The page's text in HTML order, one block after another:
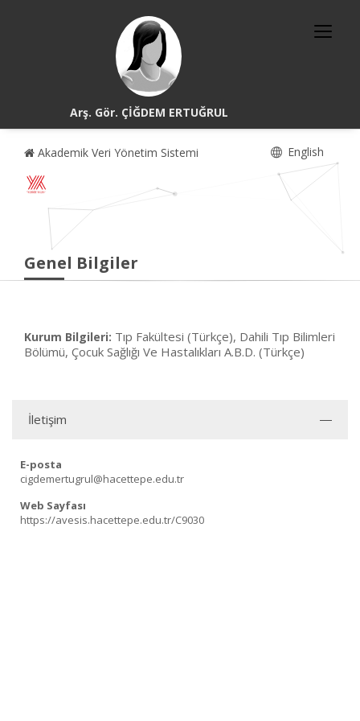
Arş. Gör. ÇİĞDEM ERTUĞRUL
Akademik Veri Yönetim Sistemi English
Genel Bilgiler
Kurum Bilgileri: Tıp Fakültesi (Türkçe), Dahili Tıp Bilimleri
Bölümü, Çocuk Sağlığı Ve Hastalıkları A.B.D. (Türkçe)
İletişim
E-posta
cigdemertugrul@hacettepe.edu.tr
Web Sayfası
https://avesis.hacettepe.edu.tr/C9030